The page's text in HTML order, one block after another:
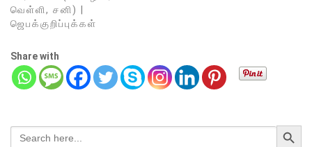
வெள்ளி, சனி) |
ஜெபக்குறிப்புக்கள்
Share with
Search
for:
Search Button